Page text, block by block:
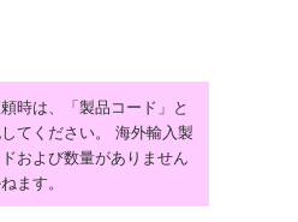
時は、「製品コード」と
てください。 海外輸入製
および数量がありません
ます。